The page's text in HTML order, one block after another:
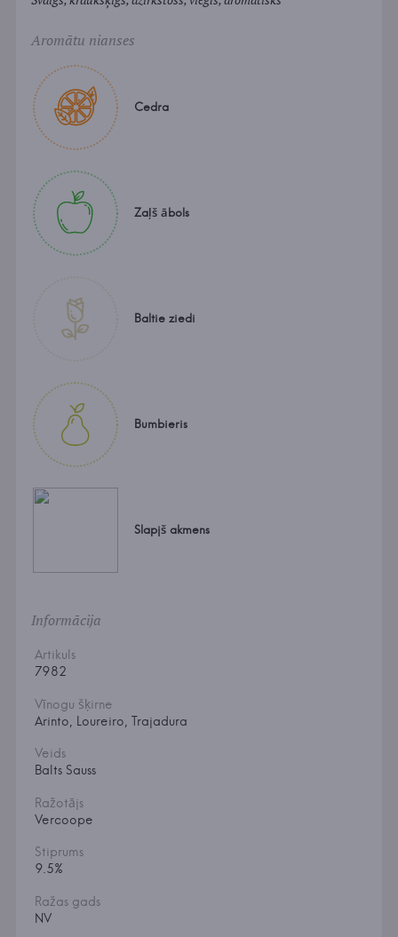
Aromātu nianses
Cedra
Zaļš ābols
Baltie ziedi
Bumbieris
Slapjš akmens
Informācija
Artikuls
7982
Vīnogu šķirne
Arinto, Loureiro, Trajadura
Veids
Balts Sauss
Ražotājs
Vercoope
Stiprums
9.5%
Ražas gads
NV